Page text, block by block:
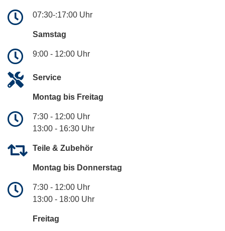
07:30-:17:00 Uhr
Samstag
9:00 - 12:00 Uhr
Service
Montag bis Freitag
7:30 - 12:00 Uhr
13:00 - 16:30 Uhr
Teile & Zubehör
Montag bis Donnerstag
7:30 - 12:00 Uhr
13:00 - 18:00 Uhr
Freitag